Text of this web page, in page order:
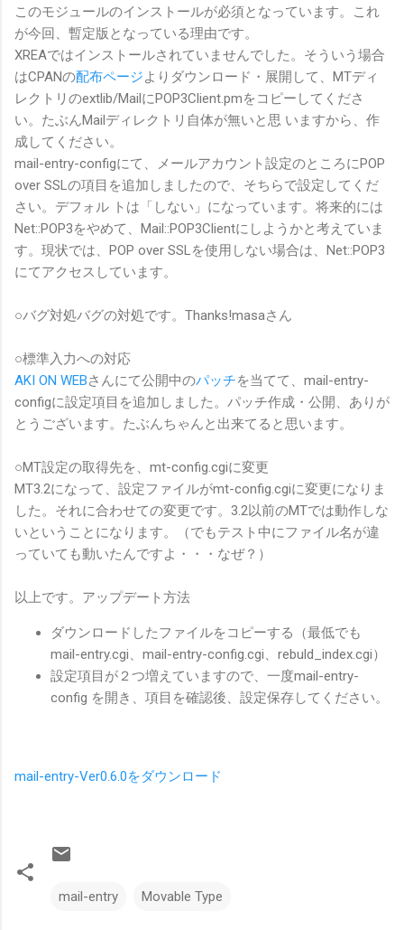
このモジュールのインストールが必須となっています。これ
が今回、暫定版となっている理由です。
XREAではインストールされていませんでした。そういう場合
はCPANの配布ページよりダウンロード・展開して、MTディ
レクトリのextlib/MailにPOP3Client.pmをコピーしてくださ
い。たぶんMailディレクトリ自体が無いと思 いますから、作
成してください。
mail-entry-configにて、メールアカウント設定のところにPOP
over SSLの項目を追加しましたので、そちらで設定してくだ
さい。デフォル トは「しない」になっています。将来的には
Net::POP3をやめて、Mail::POP3Clientにしようかと考えていま
す。現状では、POP over SSLを使用しない場合は、Net::POP3
にてアクセスしています。
○バグ対処バグの対処です。Thanks!masaさん
○標準入力への対応
AKI ON WEBさんにて公開中のパッチを当てて、mail-entry-
configに設定項目を追加しました。パッチ作成・公開、ありが
とうございます。たぶんちゃんと出来てると思います。
○MT設定の取得先を、mt-config.cgiに変更
MT3.2になって、設定ファイルがmt-config.cgiに変更になりま
した。それに合わせての変更です。3.2以前のMTでは動作しな
いということになります。（でもテスト中にファイル名が違
っていても動いたんですよ・・・なぜ？）
以上です。アップデート方法
ダウンロードしたファイルをコピーする（最低でも
mail-entry.cgi、mail-entry-config.cgi、rebuld_index.cgi）
設定項目が２つ増えていますので、一度mail-entry-
config を開き、項目を確認後、設定保存してください。
mail-entry-Ver0.6.0をダウンロード
mail-entry Movable Type